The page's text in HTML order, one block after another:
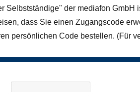
Selbstständige" der mediafon GmbH
dass Sie einen Zugangscode
persönlichen Code bestellen. (Für